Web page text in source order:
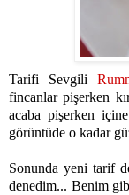
Tarifi Sevgili
fincanlar pişerken
acaba pişerken
görüntüde o kadar
Sonunda yeni tarif
denedim... Benim